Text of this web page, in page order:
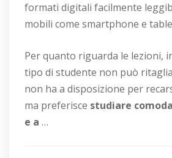
formati digitali facilmente
mobili come smartphone e
Per quanto riguarda le lezioni,
tipo di studente non può
non ha a disposizione per
ma preferisce studiare
e a …